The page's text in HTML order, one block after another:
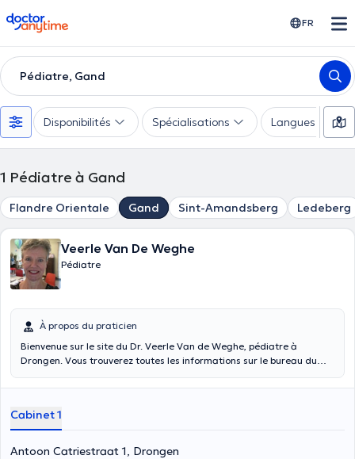
doctoranytime FR
Pédiatre, Gand
Disponibilités Spécialisations Langues
1 Pédiatre à Gand
Flandre Orientale Gand Sint-Amandsberg Ledeberg
Veerle Van De Weghe
Pédiatre
À propos du praticien
Bienvenue sur le site du Dr. Veerle Van de Weghe, pédiatre à
Drongen. Vous trouverez toutes les informations sur le bureau du
facilement accessible et dispose d'un grand parking. La pratique
ligne 14, 15, 17 et 18 arrêt.
Cabinet 1
Antoon Catriestraat 1, Drongen